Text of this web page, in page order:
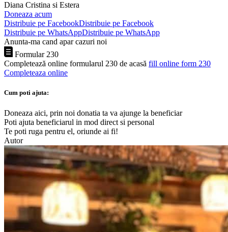
Diana Cristina si Estera
Doneaza acum
Distribuie pe FacebookDistribuie pe Facebook
Distribuie pe WhatsAppDistribuie pe WhatsApp
Anunta-ma cand apar cazuri noi
Formular 230
Completează online formularul 230 de acasă fill online form 230
Completeaza online
Cum poti ajuta:
Doneaza aici, prin noi donatia ta va ajunge la beneficiar
Poti ajuta beneficiarul in mod direct si personal
Te poti ruga pentru el, oriunde ai fi!
Autor